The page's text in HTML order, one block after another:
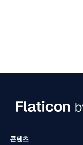
콘텐츠